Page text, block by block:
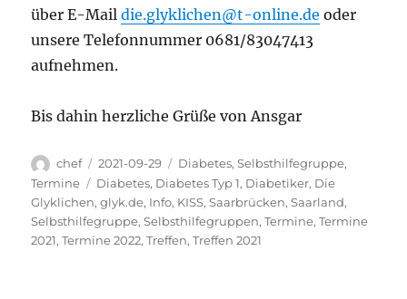
über E-Maildie.glyklichen@t-online.de oder
unsere Telefonnummer 0681/83047413
aufnehmen.
Bis dahin herzliche Grüße von Ansgar
Autor
chef
Veröffentlicht
am
2021-09-29 Kategorien
Diabetes,Selbsthilfegruppe,
Termine
Schlagwörter
Diabetes, Diabetes Typ 1, Diabetiker, Die
Glyklichen,glyk.de, Info, KISS,Saarbrücken,Saarland,
Selbsthilfegruppe,Selbsthilfegruppen,Termine,Termine
2021,Termine 2022,Treffen,Treffen 2021